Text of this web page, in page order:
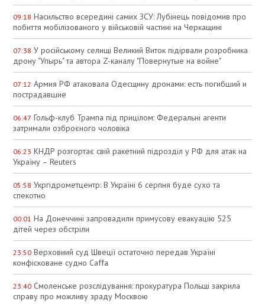
09:18 Насильство всередині самих ЗСУ: Лубінець повідомив про
побиття мобілізованого у військовій частині на Черкащині
07:38 У російському селищі Великий Виток підірвали розробника
дрону "Упырь" та автора Z-каналу "Повернутые на войне"
07:12 Армия РФ атаковала Одесщину дронами: есть погибший и
пострадавшие
06:47 Гольф-клуб Трампа під прицілом: Федеральні агенти
затримали озброєного чоловіка
06:23 КНДР розгортає свій ракетний підрозділ у РФ для атак на
Україну – Reuters
05:58 Укргідрометцентр: В Україні 6 серпня буде сухо та
спекотно
00:01 На Донеччині запровадили примусову евакуацію 525
дітей через обстріли
23:50 Верховний суд Швеції остаточно передав Україні
конфісковане судно Caffa
23:40 Смоленське розслідування: прокуратура Польщі закрила
справу про можливу зраду Москвою